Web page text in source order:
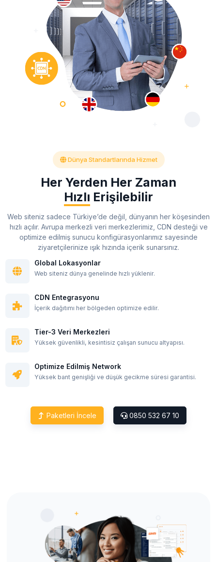
Dünya Standartlarında Hizmet
Her Yerden Her Zaman
Hızlı Erişilebilir
Web siteniz sadece Türkiye’de değil, dünyanın her köşesinden
hızlı açılır. Avrupa merkezli veri merkezlerimiz, CDN desteği ve
optimize edilmiş sunucu konfigürasyonlarımız sayesinde
ziyaretçilerinize ışık hızında içerik sunarsınız.
Global Lokasyonlar
Web siteniz dünya genelinde hızlı yüklenir.
CDN Entegrasyonu
İçerik dağıtımı her bölgeden optimize edilir.
Tier-3 Veri Merkezleri
Yüksek güvenlikli, kesintisiz çalışan sunucu altyapısı.
Optimize Edilmiş Network
Yüksek bant genişliği ve düşük gecikme süresi garantisi.
Paketleri İncele 0850 532 67 10